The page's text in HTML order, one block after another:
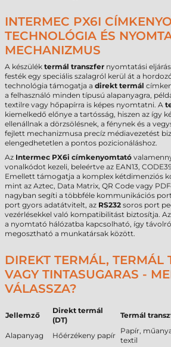
INTERMEC PX6I
TECHNOLÓGIA ÉS
MECHANIZMUS
A készülék termál transzfer nyomtatási
festék egy speciális szalagról kerül át a
technológia támogatja a direkt termál
a felhasználó minden típusú alapanyagra,
textilre vagy hőpapírra is képes nyomtatni. A
kiemelkedő előnye a tartósság, hiszen az így
ellenállnak a dörzsölésnek, a fénynek és a
fejlett mechanizmusa precíz médiavezetést
elengedhetetlen a pontos pozicionáláshoz.
Az Intermec PX6i címkenyomtató
vonalkódot kezeli, beleértve az EAN13,
Emellett támogatja a komplex kétdimenziós
mint az Aztec, Data Matrix, QR Code vagy
nagyban segíti a többféle kommunikációs
port gyors adatátvitelt, az RS232 soros port
vezérlésekkel való kompatibilitást biztosítja. Az
a nyomtató hálózatba kapcsolható, így
megosztható a munkatársak között.
DIREKT TERMÁL, TERMÁL
VAGY TINTASUGARAS -
VÁLASSZA?
Jellemző
Direkt termál
(DT)
Termál
Alapanyag
Hőérzékeny papír
Papír,
textil